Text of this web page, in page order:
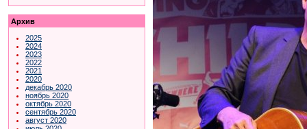
Архив
2025
2024
2023
2022
2021
2020
декабрь 2020
ноябрь 2020
октябрь 2020
сентябрь 2020
август 2020